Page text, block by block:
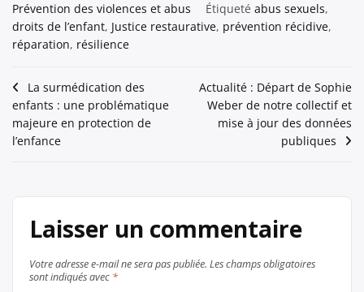
Prévention des violences et abus
Étiqueté abus sexuels,
droits de l’enfant, Justice restaurative, prévention récidive,
réparation, résilience
Navigation
de
l’article
La surmédication des
enfants : une problématique
majeure en protection de
l’enfance
Actualité : Départ de Sophie
Weber de notre collectif et
mise à jour des données
publiques
Laisser un commentaire
Votre adresse e-mail ne sera pas publiée. Les champs obligatoires
sont indiqués avec *